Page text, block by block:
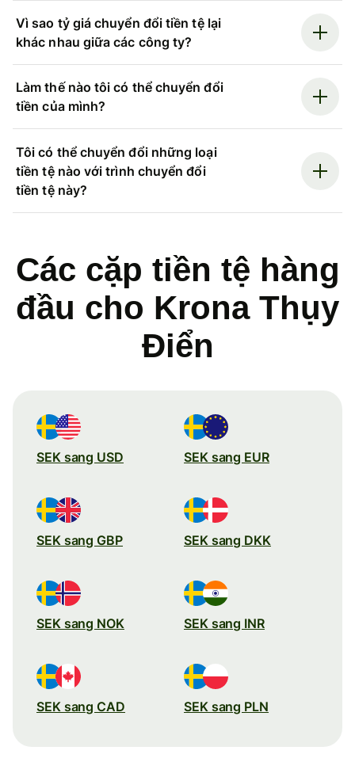
Vì sao tỷ giá chuyển đổi tiền tệ lại
khác nhau giữa các công ty?
Làm thế nào tôi có thể chuyển đổi
tiền của mình?
Tôi có thể chuyển đổi những loại
tiền tệ nào với trình chuyển đổi
tiền tệ này?
Các cặp tiền tệ hàng
đầu cho Krona Thụy
Điển
SEK sang USD SEK sang EUR
SEK sang GBP SEK sang DKK
SEK sang NOK SEK sang INR
SEK sang CAD SEK sang PLN